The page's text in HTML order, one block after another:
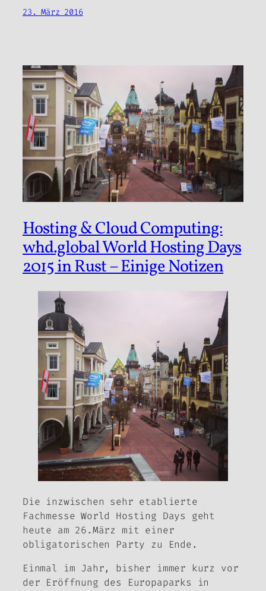
23. März 2016
Hosting & Cloud Computing:
whd.global World Hosting Days
2015 in Rust – Einige Notizen
Die inzwischen sehr etablierte
Fachmesse World Hosting Days geht
heute am 26.März mit einer
obligatorischen Party zu Ende.
Einmal im Jahr, bisher immer kurz vor
der Eröffnung des Europaparks in